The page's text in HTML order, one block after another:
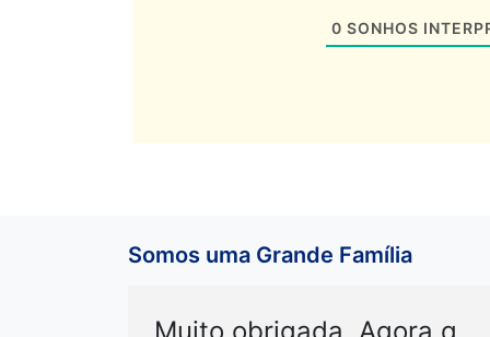
0 SONHOS
Somos uma Grande Família